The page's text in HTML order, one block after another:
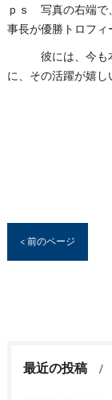
ｐｓ 写真の右端で
事長が優勝トロフィ
彼には、今も本
に、その活躍が嬉し
< 前のページ
最近の投稿